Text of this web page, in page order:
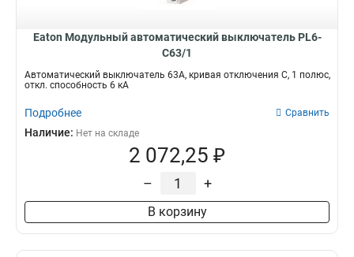
Eaton Модульный автоматический выключатель PL6-
C63/1
Автоматический выключатель 63А, кривая отключения С, 1 полюс,
откл. способность 6 кА
Подробнее Сравнить
Наличие: Нет на складе
2 072,25 ₽
– +
В корзину